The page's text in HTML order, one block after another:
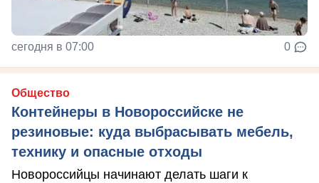
сегодня в 07:00 0
Общество
Контейнеры в Новороссийске не
резиновые: куда выбрасывать мебель,
технику и опасные отходы
Новороссийцы начинают делать шаги к